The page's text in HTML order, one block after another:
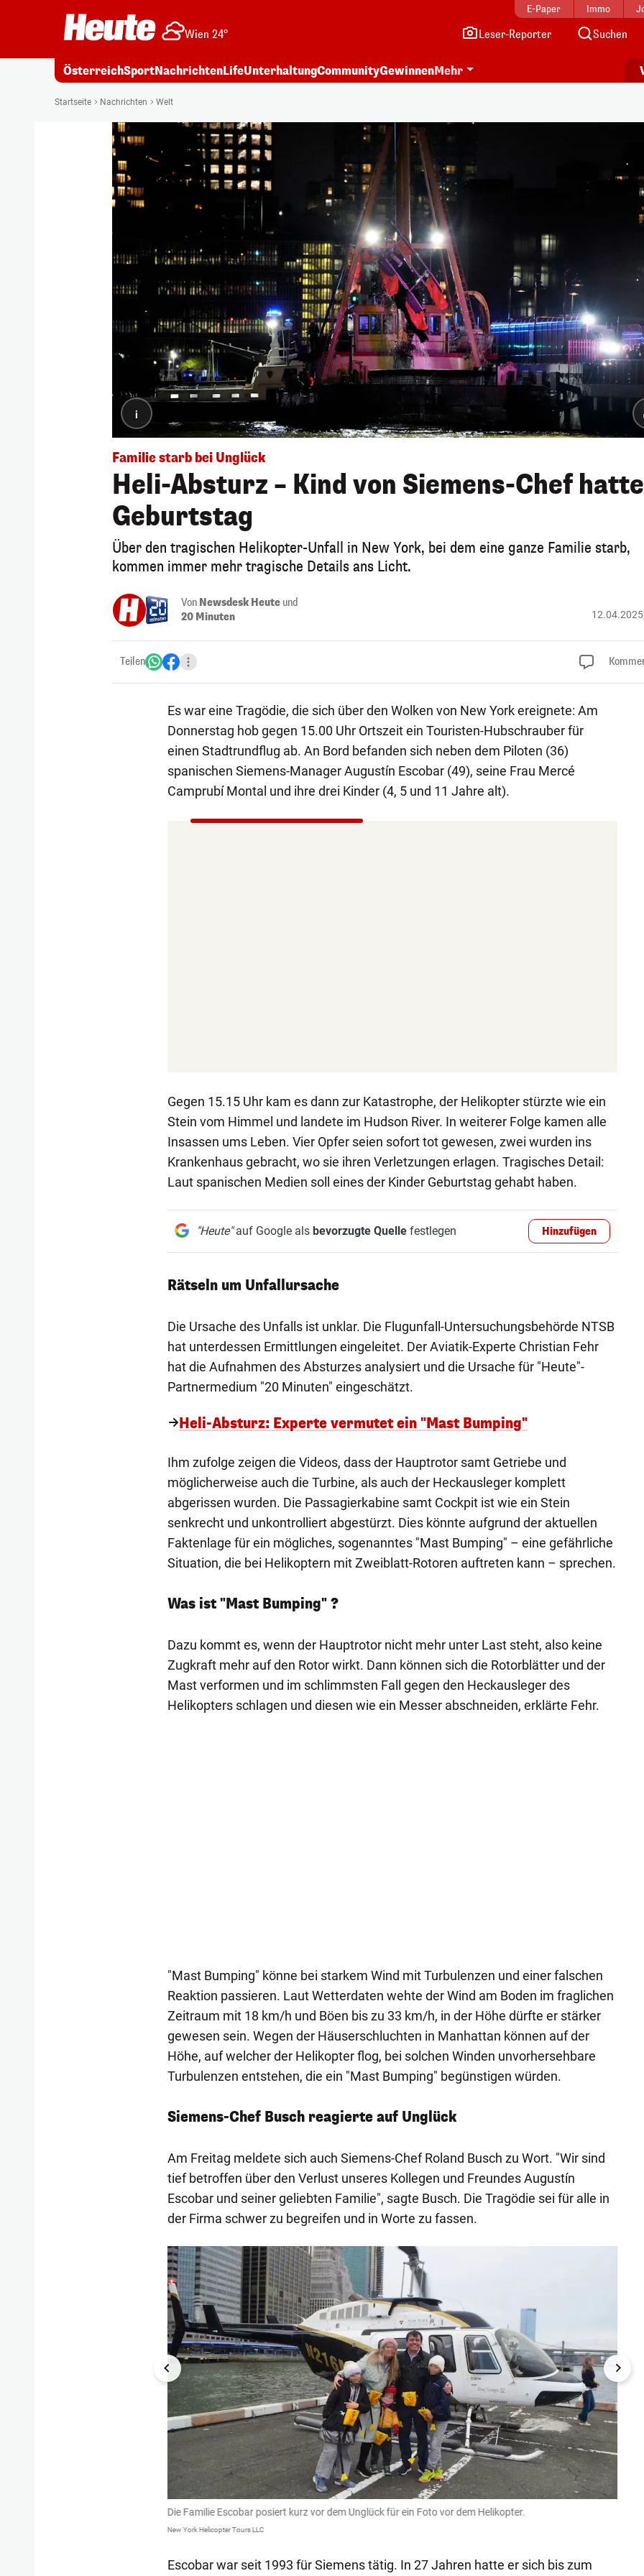
E-Paper Immo
Wien 24° Leser-Reporter Suchen
ÖsterreichSportNachrichtenLifeUnterhaltungCommunityGewinnenMehr
Startseite Nachrichten Welt
i
Familie starb bei Unglück
Heli-Absturz – Kind von Siemens-Chef hatte
Geburtstag
Über den tragischen Helikopter-Unfall in New York, bei dem eine ganze Familie starb,
kommen immer mehr tragische Details ans Licht.
Von Newsdesk Heute und
20 Minuten
Teilen
Es war eine Tragödie, die sich über den Wolken von New York ereignete: Am
Donnerstag hob gegen 15.00 Uhr Ortszeit ein Touristen-Hubschrauber für
einen Stadtrundflug ab. An Bord befanden sich neben dem Piloten (36)
spanischen Siemens-Manager Augustín Escobar (49), seine Frau Mercé
Camprubí Montal und ihre drei Kinder (4, 5 und 11 Jahre alt).
Gegen 15.15 Uhr kam es dann zur Katastrophe, der Helikopter stürzte wie ein
Stein vom Himmel und landete im Hudson River. In weiterer Folge kamen alle
Insassen ums Leben. Vier Opfer seien sofort tot gewesen, zwei wurden ins
Krankenhaus gebracht, wo sie ihren Verletzungen erlagen. Tragisches Detail:
Laut spanischen Medien soll eines der Kinder Geburtstag gehabt haben.
"Heute"auf Google als bevorzugte Quellefestlegen Hinzufügen
Rätseln um Unfallursache
Die Ursache des Unfalls ist unklar. Die Flugunfall-Untersuchungsbehörde NTSB
hat unterdessen Ermittlungen eingeleitet. Der Aviatik-Experte Christian Fehr
hat die Aufnahmen des Absturzes analysiert und die Ursache für "Heute"-
Partnermedium "20 Minuten" eingeschätzt.
Heli-Absturz: Experte vermutet ein "Mast Bumping"
Ihm zufolge zeigen die Videos, dass der Hauptrotor samt Getriebe und
möglicherweise auch die Turbine, als auch der Heckausleger komplett
abgerissen wurden. Die Passagierkabine samt Cockpit ist wie ein Stein
senkrecht und unkontrolliert abgestürzt. Dies könnte aufgrund der aktuellen
Faktenlage für ein mögliches, sogenanntes "Mast Bumping" – eine gefährliche
Situation, die bei Helikoptern mit Zweiblatt-Rotoren auftreten kann – sprechen.
Was ist "Mast Bumping" ?
Dazu kommt es, wenn der Hauptrotor nicht mehr unter Last steht, also keine
Zugkraft mehr auf den Rotor wirkt. Dann können sich die Rotorblätter und der
Mast verformen und im schlimmsten Fall gegen den Heckausleger des
Helikopters schlagen und diesen wie ein Messer abschneiden, erklärte Fehr.
"Mast Bumping" könne bei starkem Wind mit Turbulenzen und einer falschen
Reaktion passieren. Laut Wetterdaten wehte der Wind am Boden im fraglichen
Zeitraum mit 18 km/h und Böen bis zu 33 km/h, in der Höhe dürfte er stärker
gewesen sein. Wegen der Häuserschluchten in Manhattan können auf der
Höhe, auf welcher der Helikopter flog, bei solchen Winden unvorhersehbare
Turbulenzen entstehen, die ein "Mast Bumping" begünstigen würden.
Siemens-Chef Busch reagierte auf Unglück
Am Freitag meldete sich auch Siemens-Chef Roland Busch zu Wort. "Wir sind
tief betroffen über den Verlust unseres Kollegen und Freundes Augustín
Escobar und seiner geliebten Familie", sagte Busch. Die Tragödie sei für alle in
der Firma schwer zu begreifen und in Worte zu fassen.
1/10
Die Familie Escobar posiert kurz vor dem Unglück für ein Foto vor dem Helikopter.
New York Helicopter Tours LLC
Escobar war seit 1993 für Siemens tätig. In 27 Jahren hatte er sich bis zum